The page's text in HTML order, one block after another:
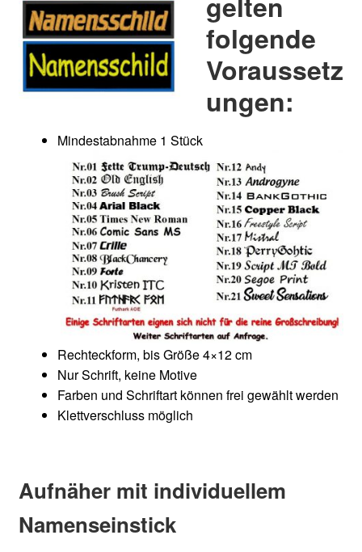
folgende
Voraussetz
ungen:
Mindestabnahme 1 Stück
Rechteckform, bis Größe 4×12 cm
Nur Schrift, keine Motive
Farben und Schriftart können frei gewählt werden
Klettverschluss möglich
Aufnäher mit individuellem
Namenseinstick